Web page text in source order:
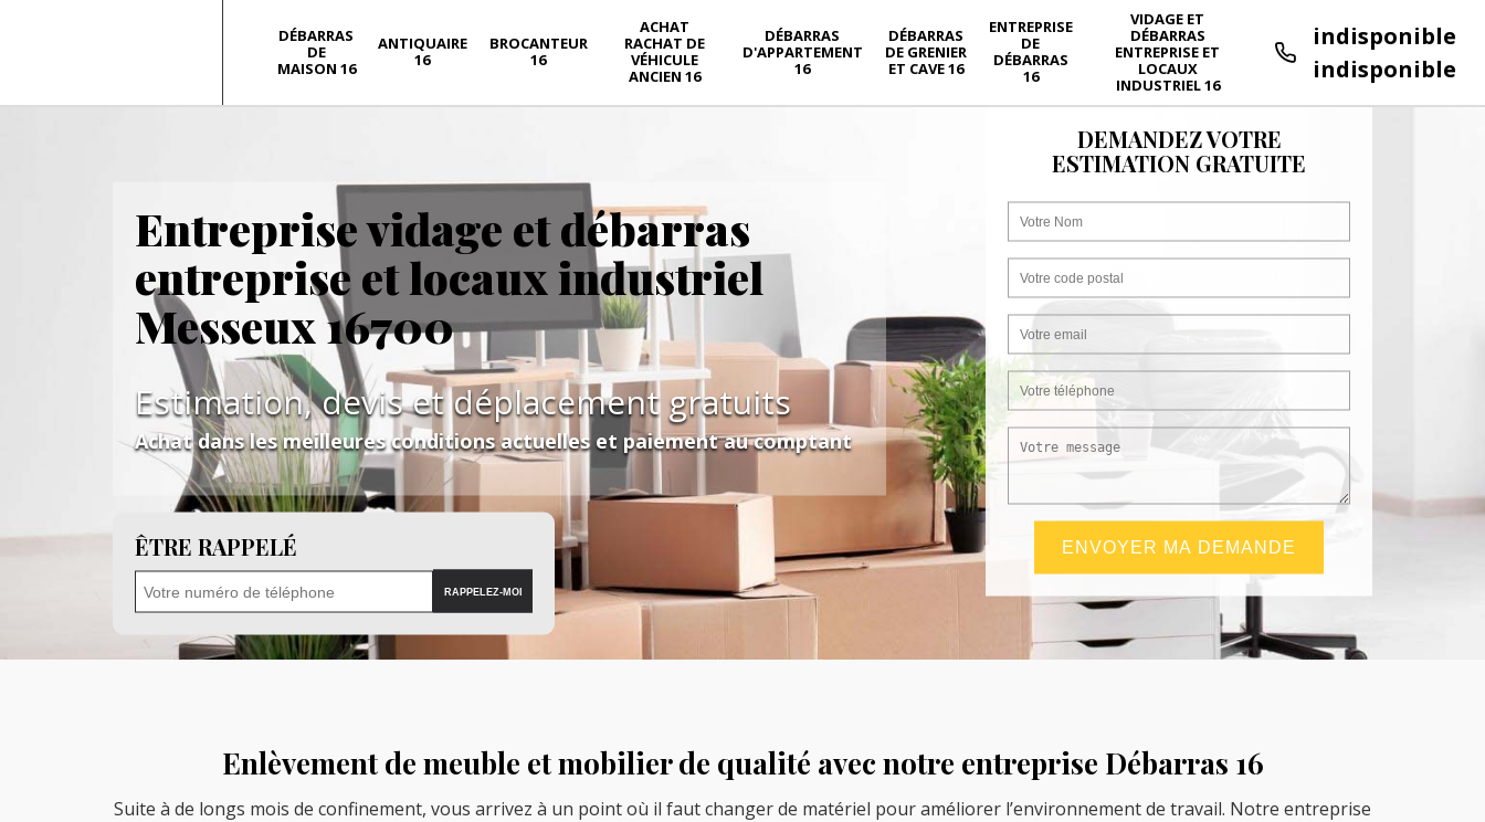
DÉBARRAS
DE
MAISON 16
ANTIQUAIRE
16
BROCANTEUR
16
ACHAT
RACHAT DE
VÉHICULE
ANCIEN 16
DÉBARRAS
D'APPARTEMENT
16
DÉBARRAS
DE GRENIER
ET CAVE 16
ENTREPRISE
DE
DÉBARRAS
16
VIDAGE ET
DÉBARRAS
ENTREPRISE ET
LOCAUX
INDUSTRIEL 16
indisponible
indisponible
Entreprise vidage et débarras
entreprise et locaux industriel
Messeux 16700
Estimation, devis et déplacement gratuits
Achat dans les meilleures conditions actuelles et paiement au comptant
ÊTRE RAPPELÉ
DEMANDEZ VOTRE
ESTIMATION GRATUITE
Enlèvement de meuble et mobilier de qualité avec notre entreprise Débarras 16
Suite à de longs mois de confinement, vous arrivez à un point où il faut changer de matériel pour améliorer l’environnement de travail. Notre entreprise